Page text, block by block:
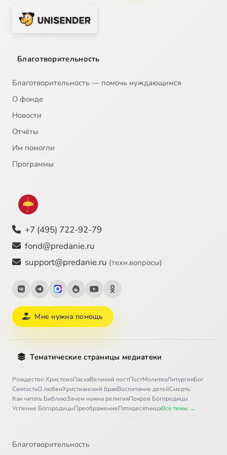
21
Благотворительность
Благотворительность — помочь нуждающимся
О фонде
Новости
Отчёты
Им помогли
Программы
+7 (495) 722-92-79
fond@predanie.ru
support@predanie.ru (техн.вопросы)
Мне нужна помощь
Тематические страницы медиатеки
Рождество ХристовоПасхаВеликий постПостМолитваЛитургияБог
СвятостьО любвиХристианский бракВоспитание детейСмерть
Как читать БиблиюЗачем нужна религияПокров Богородицы
Успение БогородицыПреображениеПятидесятницаВсе темы →
Благотворительность